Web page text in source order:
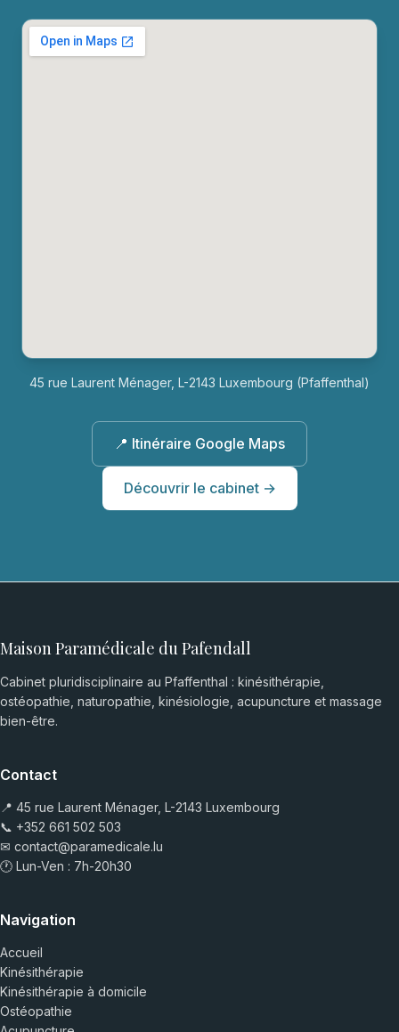
45 rue Laurent Ménager, L-2143 Luxembourg (Pfaffenthal)
📍 Itinéraire Google Maps
Découvrir le cabinet →
Maison Paramédicale du Pafendall
Cabinet pluridisciplinaire au Pfaffenthal : kinésithérapie,
ostéopathie, naturopathie, kinésiologie, acupuncture et massage
bien-être.
Contact
📍 45 rue Laurent Ménager, L-2143 Luxembourg
📞 +352 661 502 503
✉ contact@paramedicale.lu
🕐 Lun-Ven : 7h-20h30
Navigation
Accueil
Kinésithérapie
Kinésithérapie à domicile
Ostéopathie